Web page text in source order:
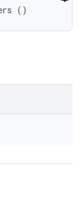
()